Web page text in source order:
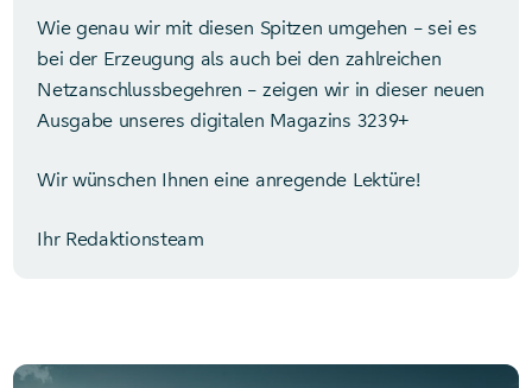
Wie genau wir mit diesen Spitzen umgehen – sei es
bei der Erzeugung als auch bei den zahlreichen
Netzanschlussbegehren – zeigen wir in dieser neuen
Ausgabe unseres digitalen Magazins 3239+
Wir wünschen Ihnen eine anregende Lektüre!
Ihr Redaktionsteam